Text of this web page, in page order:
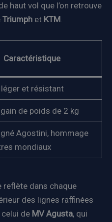
haut vol que l’on retrouve
Triumph et KTM.
Caractéristique
léger et résistant
de poids de 2 kg
Agostini, hommage
mondiaux
reflète dans chaque
des lignes raffinées
de MV Agusta, qui